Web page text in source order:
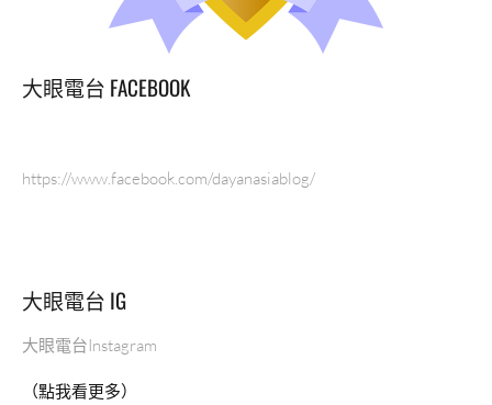
大眼電台 FACEBOOK
https://www.facebook.com/dayanasiablog/
大眼電台 IG
大眼電台Instagram
（點我看更多）